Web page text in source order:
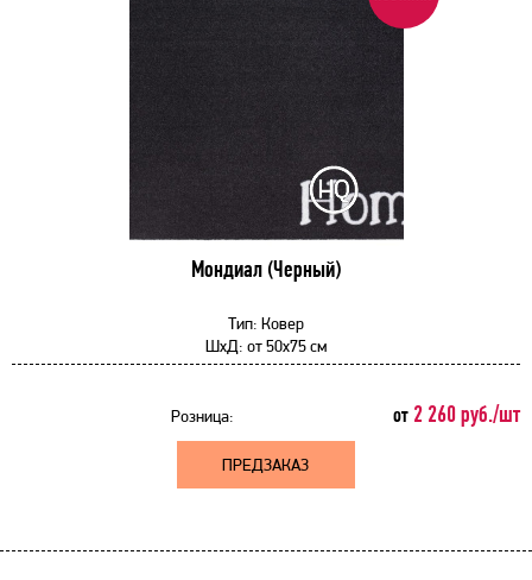
Мондиал (Черный)
Тип: Ковер
ШхД: от50x75 см
Розница: от 2 260 руб./шт
ПРЕДЗАКАЗ